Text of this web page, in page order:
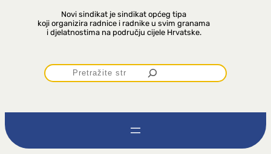
Novi sindikat je sindikat općeg tipa
koji organizira radnice i radnike u svim granama
i djelatnostima na području cijele Hrvatske.
P
r